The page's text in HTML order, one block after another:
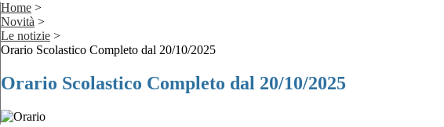
Home >
Novità >
Le notizie >
Orario Scolastico Completo dal 20/10/2025
Orario Scolastico Completo dal 20/10/2025